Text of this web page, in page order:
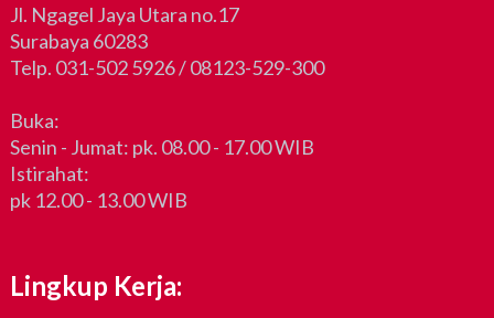
Jl. Ngagel Jaya Utara no.17
Surabaya 60283
Telp. 031-502 5926 / 08123-529-300
Buka:
Senin - Jumat: pk. 08.00 - 17.00 WIB
Istirahat:
pk 12.00 - 13.00 WIB
Lingkup Kerja: